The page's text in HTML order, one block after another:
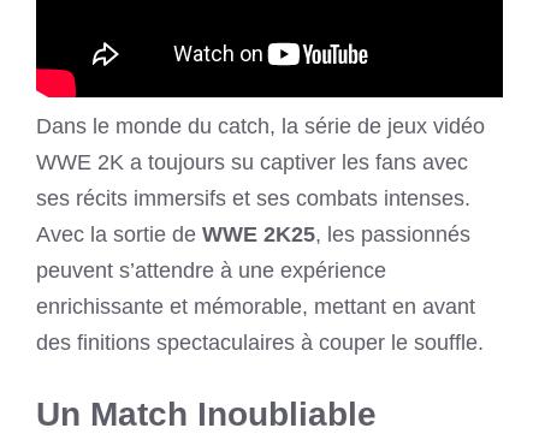
Dans le monde du catch, la série de jeux vidéo
WWE 2K a toujours su captiver les fans avec
ses récits immersifs et ses combats intenses.
Avec la sortie de WWE 2K25, les passionnés
peuvent s’attendre à une expérience
enrichissante et mémorable, mettant en avant
des finitions spectaculaires à couper le souffle.
Un Match Inoubliable